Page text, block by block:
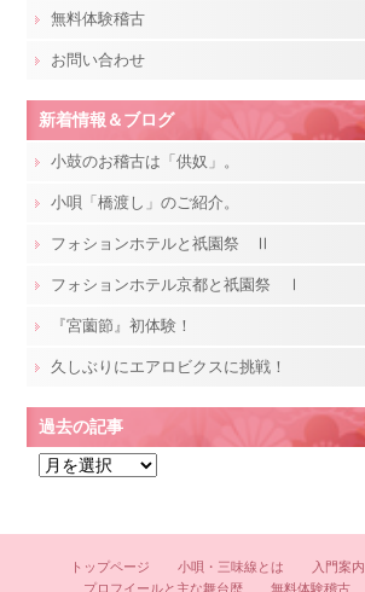
無料体験稽古
お問い合わせ
新着情報＆ブログ
小鼓のお稽古は「供奴」。
小唄「橋渡し」のご紹介。
フォションホテルと祇園祭 Ⅱ
フォションホテル京都と祇園祭 Ⅰ
『宮薗節』初体験！
久しぶりにエアロビクスに挑戦！
過去の記事
トップページ 小唄・三味線とは 入門案内
プロフイールと主な舞台歴
無料体験稽古